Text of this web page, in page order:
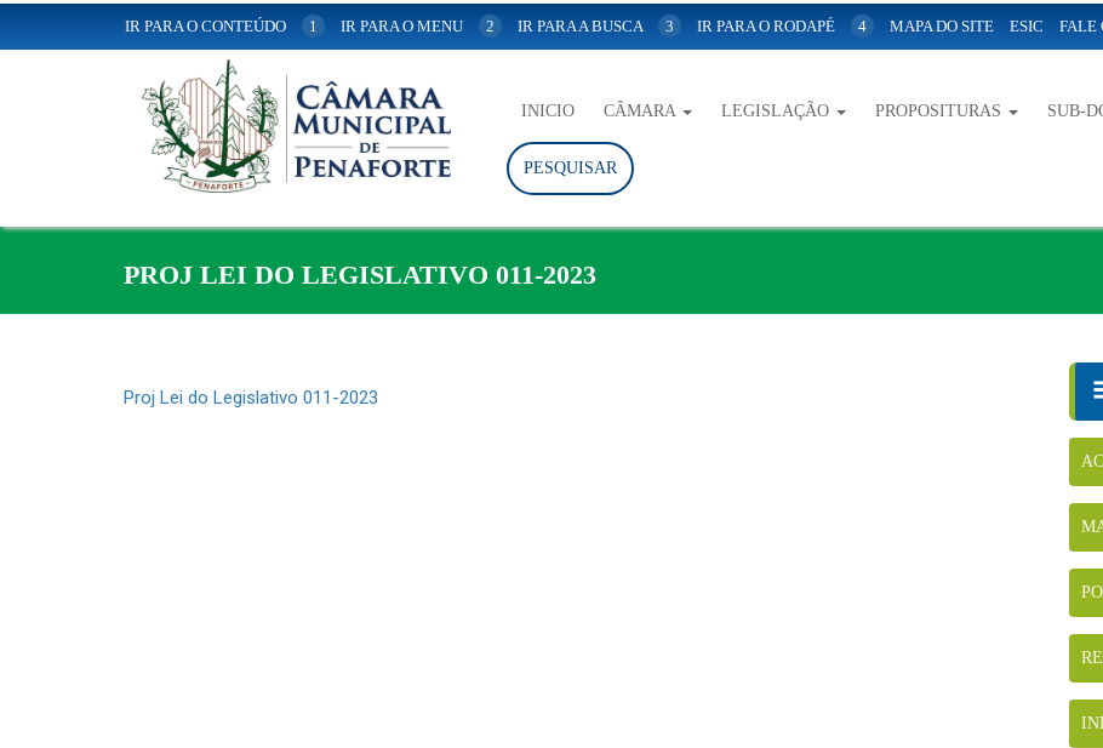
IR PARA O CONTEÚDO 1 IR PARA O MENU 2 IR PARA A BUSCA 3 IR PARA O RODAPÉ 4 MAPA DO SITE ESIC FALE
INICIO CÂMARA LEGISLAÇÃO PROPOSITURAS SUB-
PESQUISAR
PROJ LEI DO LEGISLATIVO 011-2023
Proj Lei do Legislativo 011-2023